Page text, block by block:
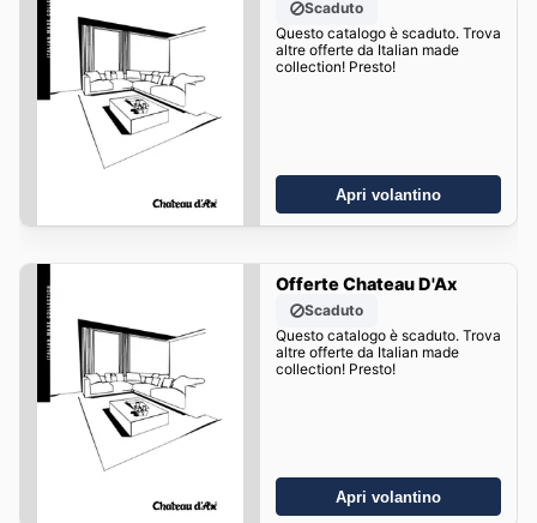
Scaduto
Questo catalogo è scaduto. Trova
altre offerte da Italian made
collection! Presto!
Apri volantino
Offerte Chateau D'Ax
Scaduto
Questo catalogo è scaduto. Trova
altre offerte da Italian made
collection! Presto!
Apri volantino